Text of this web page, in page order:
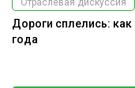
Отраслевая дискуссия
Дороги сплелись:
года